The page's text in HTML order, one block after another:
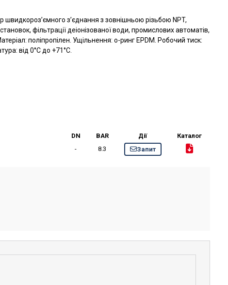
швидкороз’ємного з’єднання з зовнішньою різьбою NPT,
фільтрації деіонізованої води, промислових автоматів,
поліпропілен. Ущільнення: о-ринг EPDM. Робочий тиск:
від 0°C до +71°C.
DN BAR Дії
Каталог
- 8.3 Запит